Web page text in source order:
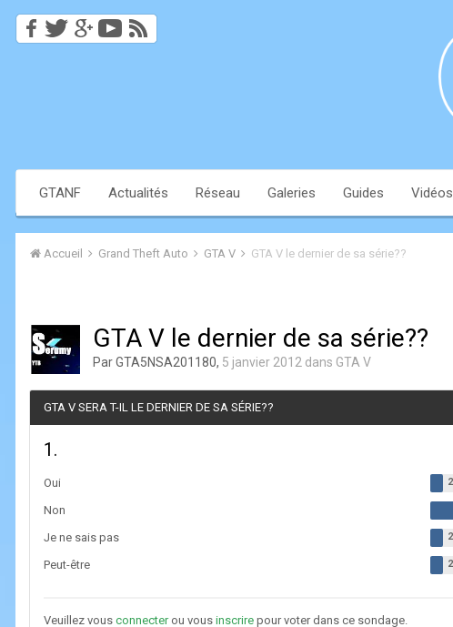
GTANF Actualités Réseau Galeries Guides Vidéos
Accueil Grand Theft Auto GTA V GTA V le dernier de sa série??
GTA V le dernier de sa série??
ParGTA5NSA201180, 5 janvier 2012 dans GTA V
GTA V SERA T-IL LE DERNIER DE SA SÉRIE??
1.
Oui
Non
Je ne sais pas
Peut-être
Veuillez vous connecterou vous inscrire pour voter dans ce sondage.